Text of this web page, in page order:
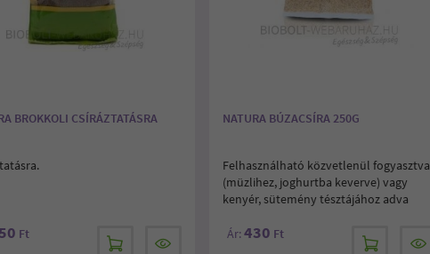
BROKKOLI CSÍRÁZTATÁSRA
Ft
NATURA BÚZACSÍRA 250G
Felhasználható közvetlenül fogyasztva
(müzlihez, joghurtba keverve) vagy
kenyér, sütemény tésztájához adva
Ár:430 Ft